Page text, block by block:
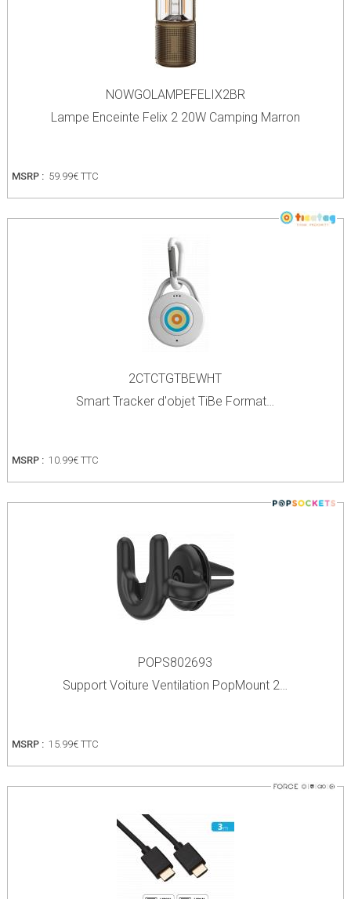
NOWGOLAMPEFELIX2BR
Lampe Enceinte Felix 2 20W Camping Marron
MSRP : 59.99€ TTC
2CTCTGTBEWHT
Smart Tracker d'objet TiBe Format…
MSRP : 10.99€ TTC
POPS802693
Support Voiture Ventilation PopMount 2…
MSRP : 15.99€ TTC